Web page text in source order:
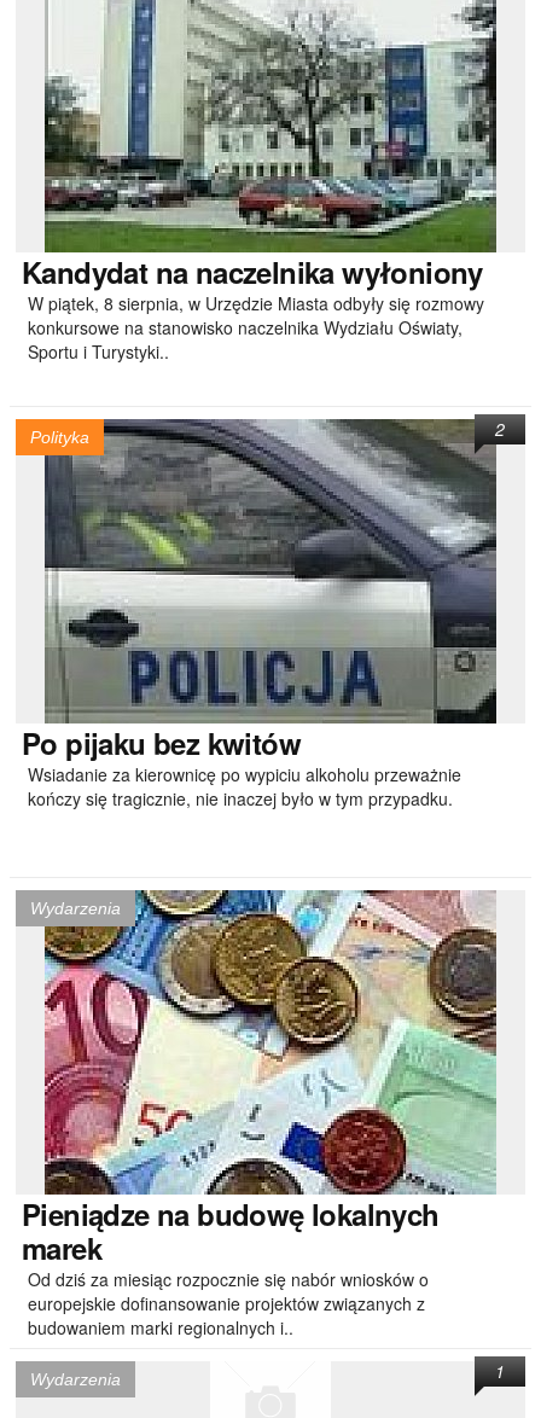
Kandydatna naczelnika wyłoniony
W piątek, 8 sierpnia, w Urzędzie Miasta odbyły się rozmowy
konkursowe na stanowisko naczelnika Wydziału Oświaty,
Sportu i Turystyki..
Polityka
Po pijaku bez kwitów
Wsiadanie za kierownicę po wypiciu alkoholu przeważnie
kończy się tragicznie, nie inaczej było w tym przypadku.
2
Wydarzenia
Pieniądzena budowę lokalnych
marek
Od dziś za miesiąc rozpocznie się nabór wniosków o
europejskie dofinansowanie projektów związanych z
budowaniem marki regionalnych i..
Wydarzenia 1